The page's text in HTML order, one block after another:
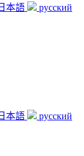
本語
русский
本語
русский